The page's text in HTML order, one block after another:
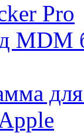
Pro
MDM